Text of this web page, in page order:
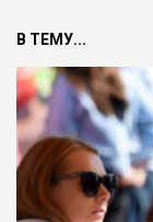
В ТЕМУ...